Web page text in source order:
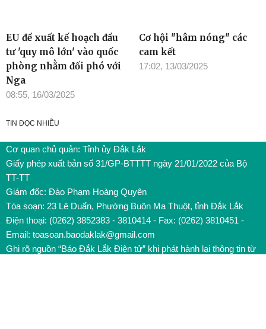
EU đề xuất kế hoạch đầu
tư 'quy mô lớn' vào quốc
phòng nhằm đối phó với
Nga
08:55, 16/03/2025
Cơ hội "hâm nóng" các
cam kết
17:02, 13/03/2025
TIN ĐỌC NHIỀU
Cơ quan chủ quản: Tỉnh ủy Đắk Lắk
Giấy phép xuất bản số 31/GP-BTTTT ngày 21/01/2022 của Bộ
TT-TT
Giám đốc: Đào Phạm Hoàng Quyên
Tòa soạn: 23 Lê Duẩn, Phường Buôn Ma Thuột, tỉnh Đắk Lắk
Điện thoại: (0262) 3852383 - 3810414 - Fax: (0262) 3810451 -
Email: toasoan.baodaklak@gmail.com
Ghi rõ nguồn “Báo Đắk Lắk Điện tử” khi phát hành lại thông tin từ